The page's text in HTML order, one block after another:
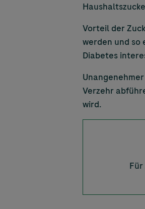
Vorteil der
werden und so
Diabetes
Unangenehmer
Verzehr
wird.